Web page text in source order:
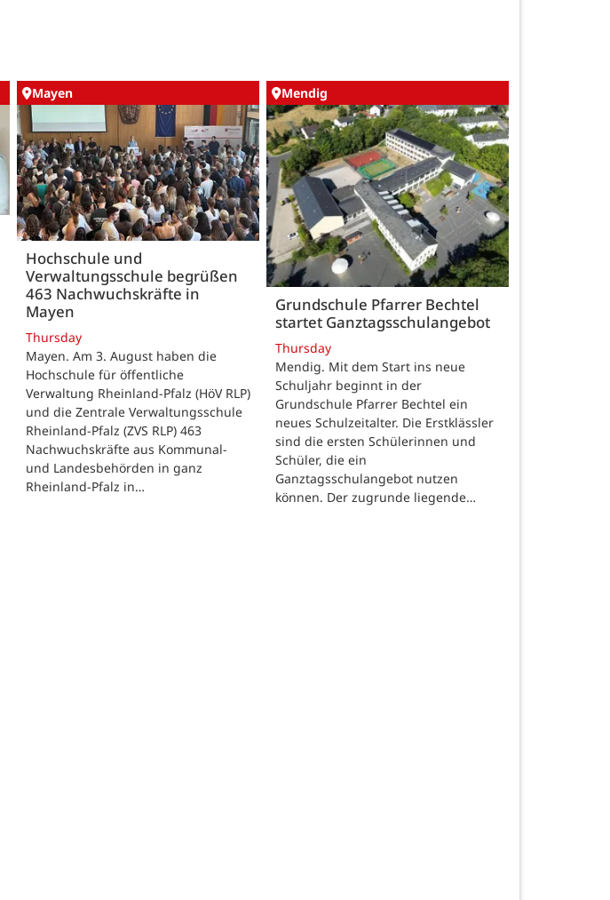
Mayen
Hochschule und
Verwaltungsschule begrüßen
463 Nachwuchskräfte in
Mayen
Thursday
Mayen. Am 3. August haben die
Hochschule für öffentliche
Verwaltung Rheinland-Pfalz (HöV RLP)
und die Zentrale Verwaltungsschule
Rheinland-Pfalz (ZVS RLP) 463
Nachwuchskräfte aus Kommunal-
und Landesbehörden in ganz
Rheinland-Pfalz in…
Mendig
Grundschule Pfarrer Bechtel
startet Ganztagsschulangebot
Thursday
Mendig. Mit dem Start ins neue
Schuljahr beginnt in der
Grundschule Pfarrer Bechtel ein
neues Schulzeitalter. Die Erstklässler
sind die ersten Schülerinnen und
Schüler, die ein
Ganztagsschulangebot nutzen
können. Der zugrunde liegende…